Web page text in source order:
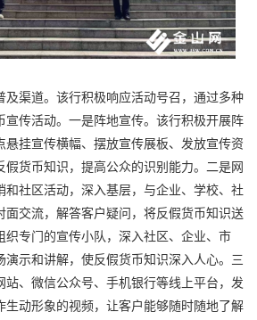
及渠道。该行积极响应活动号召，通过多种
宣传活动。一是阵地宣传。该行积极开展阵
悬挂宣传横幅、摆放宣传展板、发放宣传资
假货币知识，提高公众的识别能力。二是网
和社区活动，深入基层，与企业、学校、社
面交流，解答客户疑问，将反假货币知识送
织专门的宣传小队，深入社区、企业、市
演示和讲解，使反假货币知识深入人心。三
站、微信公众号、手机银行等线上平台，发
生动形象的视频，让客户能够随时随地了解